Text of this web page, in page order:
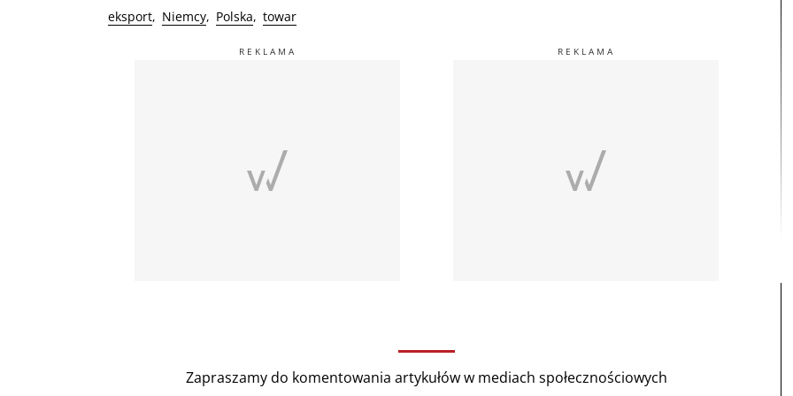
eksport Niemcy Polska towar
Zapraszamy do komentowania artykułów w mediach społecznościowych